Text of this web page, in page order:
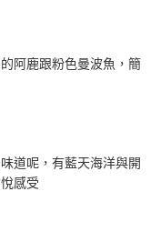
阿鹿跟粉色曼波魚，簡
道呢，有藍天海洋與開
感受